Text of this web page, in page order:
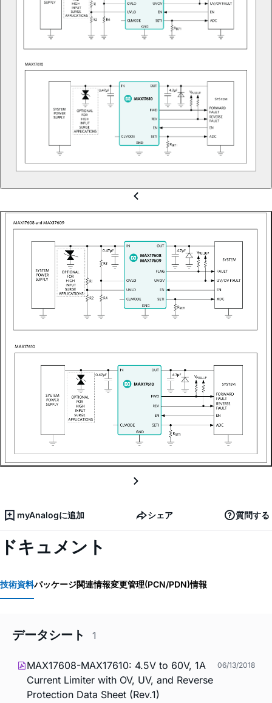
myAnalogに追加 シェア 質問する
ドキュメント
技術資料パッケージ関連情報変更管理(PCN/PDN)情報
データシート 1
MAX17608-MAX17610: 4.5V to 60V, 1A
Current Limiter with OV, UV, and Reverse
Protection Data Sheet (Rev.1)
06/13/2018